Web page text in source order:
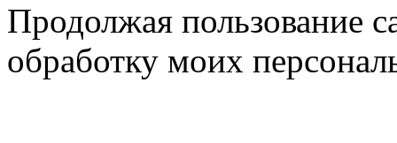
Продолжая пользование
обработку моих